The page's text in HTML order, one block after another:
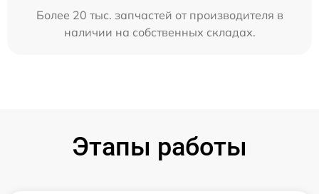
Более 20 тыс. запчастей от производителя в
наличии на собственных складах.
Этапы работы